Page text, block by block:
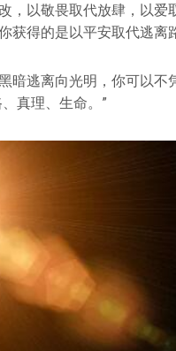
，以敬畏取代放肆，以
获得的是以平安取代逃离
暗逃离向光明，你可以
真理、生命。”